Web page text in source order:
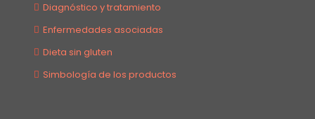
Diagnóstico y tratamiento
Enfermedades asociadas
Dieta sin gluten
Simbología de los productos